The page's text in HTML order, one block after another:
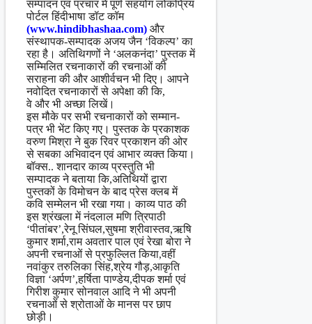
सम्पादन एवं प्रचार में पूर्ण सहयोग लोकप्रिय
पोर्टल हिंदीभाषा डॉट कॉम
(www.hindibhashaa.com) और
संस्थापक-सम्पादक अजय जैन ‘विकल्प’ का
रहा है। अतिथिगणों ने ‘अलकनंदा’ पुस्तक में
सम्मिलित रचनाकारों की रचनाओं की
सराहना की और आशीर्वचन भी दिए। आपने
नवोदित रचनाकारों से अपेक्षा की कि,
वे और भी अच्छा लिखें।
इस मौके पर सभी रचनाकारों को सम्मान-
पत्र भी भेंट किए गए। पुस्तक के प्रकाशक
वरुण मिश्रा ने बुक रिवर प्रकाशन की ओर
से सबका अभिवादन एवं आभार व्यक्त किया।
बॉक्स.. शानदार काव्य प्रस्तुति भी
सम्पादक ने बताया कि,अतिथियों द्वारा
पुस्तकों के विमोचन के बाद प्रेस क्लब में
कवि सम्मेलन भी रखा गया। काव्य पाठ की
इस श्रंखला में नंदलाल मणि त्रिपाठी
‘पीतांबर’,रेनू सिंघल,सुषमा श्रीवास्तव,ऋषि
कुमार शर्मा,राम अवतार पाल एवं रेखा बोरा ने
अपनी रचनाओं से प्रफुल्लित किया,वहीं
नवांकुर तरुलिका सिंह,श्रेय गौड़,आकृति
विज्ञा ‘अर्पण’,हर्षिता पाण्डेय,दीपक शर्मा एवं
गिरीश कुमार सोनवाल आदि ने भी अपनी
रचनाओं से श्रोताओं के मानस पर छाप
छोड़ी।